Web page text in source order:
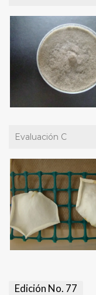
Evaluación C
Edición No. 77